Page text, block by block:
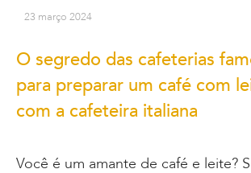
23 março 2024
O segredo das cafeterias
para preparar um café com
com a cafeteira italiana
Você é um amante de café e leite?